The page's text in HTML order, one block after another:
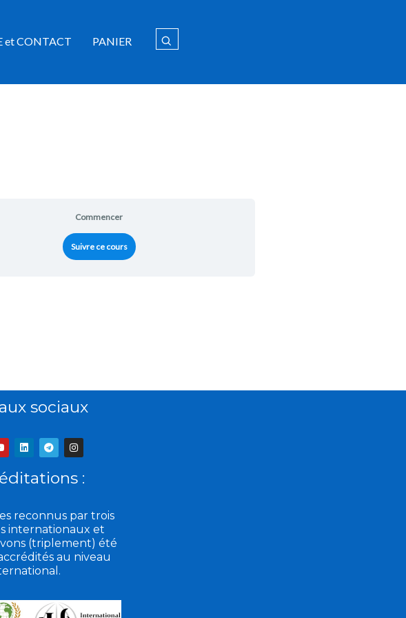
et CONTACT PANIER
Commencer
Suivre ce cours
sociaux
t
u
L
i
k
e
T
e
l
e
g
I
n
s
a
m
:
reconnus par trois
internationaux et
(triplement) été
au niveau